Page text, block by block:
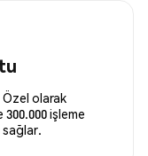
olarak
işleme